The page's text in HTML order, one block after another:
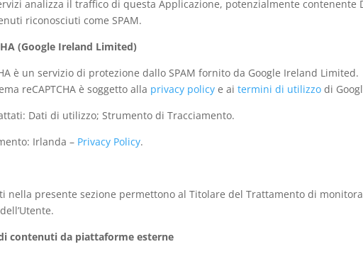
analizza il traffico di questa Applicazione, potenzialmente
riconosciuti come SPAM.
(Google Ireland Limited)
è un servizio di protezione dallo SPAM fornito da Google Ireland Limited.
reCAPTCHA è soggetto alla privacy policy e aitermini di utilizzo di
Dati di utilizzo; Strumento di Tracciamento.
Irlanda – Privacy Policy.
nella presente sezione permettono al Titolare del Trattamento di
contenuti da piattaforme esterne